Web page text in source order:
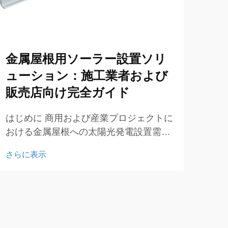
金属屋根用ソーラー設置ソリ
ューション：施工業者および
販売店向け完全ガイド
はじめに 商用および産業プロジェクトに
おける金属屋根への太陽光発電設置需要
おいて、金属屋根用の太陽光発電マウン
さらに表示